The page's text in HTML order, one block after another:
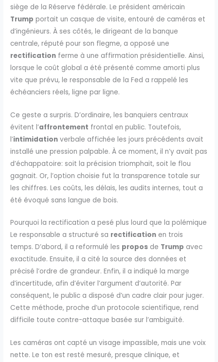
siège de la Réserve fédérale. Le président américain
Trump portait un casque de visite, entouré de caméras et
d’ingénieurs. À ses côtés, le dirigeant de la banque
centrale, réputé pour son flegme, a opposé une
rectification ferme à une affirmation présidentielle. Ainsi,
lorsque le coût global a été présenté comme amorti plus
vite que prévu, le responsable de la Fed a rappelé les
échéanciers réels, ligne par ligne.
Ce geste a surpris. D’ordinaire, les banquiers centraux
évitent l’affrontement frontal en public. Toutefois,
l’intimidation verbale affichée les jours précédents avait
installé une pression palpable. À ce moment, il n’y avait pas
d’échappatoire: soit la précision triomphait, soit le flou
gagnait. Or, l’option choisie fut la transparence totale sur
les chiffres. Les coûts, les délais, les audits internes, tout a
été évoqué sans langue de bois.
Pourquoi la rectification a pesé plus lourd que la polémique
Le responsable a structuré sa rectification en trois
temps. D’abord, il a reformulé les propos de Trump avec
exactitude. Ensuite, il a cité la source des données et
précisé l’ordre de grandeur. Enfin, il a indiqué la marge
d’incertitude, afin d’éviter l’argument d’autorité. Par
conséquent, le public a disposé d’un cadre clair pour juger.
Cette méthode, proche d’un protocole scientifique, rend
difficile toute contre-attaque basée sur l’ambiguïté.
Les caméras ont capté un visage impassible, mais une voix
nette. Le ton est resté mesuré, presque clinique, et